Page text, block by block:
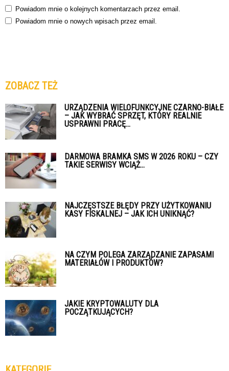
Powiadom mnie o kolejnych komentarzach przez email.
Powiadom mnie o nowych wpisach przez email.
ZOBACZ TEŻ
URZĄDZENIA WIELOFUNKCYJNE CZARNO-BIAŁE
– JAK WYBRAĆ SPRZĘT, KTÓRY REALNIE
USPRAWNI PRACĘ...
DARMOWA BRAMKA SMS W 2026 ROKU – CZY
TAKIE SERWISY WCIĄŻ...
NAJCZĘSTSZE BŁĘDY PRZY UŻYTKOWANIU
KASY FISKALNEJ – JAK ICH UNIKNĄĆ?
NA CZYM POLEGA ZARZĄDZANIE ZAPASAMI
MATERIAŁÓW I PRODUKTÓW?
JAKIE KRYPTOWALUTY DLA
POCZĄTKUJĄCYCH?